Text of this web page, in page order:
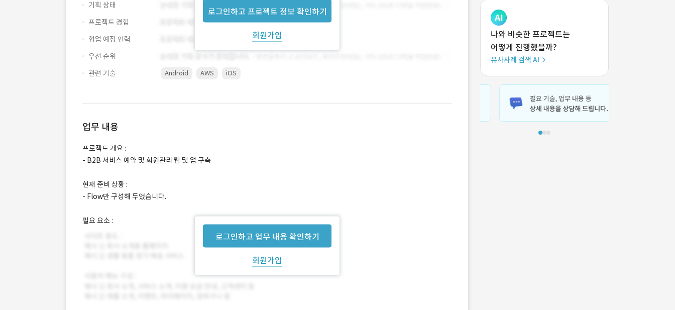
로그인하고 프로젝트 정보 확인하기
회원가입
기획 상태
프로젝트 경험
협업 예정 인력
우선 순위
관련 기술
Android AWS iOS
업무 내용
로그인하고 업무 내용 확인하기
회원가입
프로젝트 개요 :
- B2B 서비스 예약 및 회원관리 웹 및 앱 구축
현재 준비 상황 :
- Flow만 구성해 두었습니다.
필요 요소 :
나와 비슷한 프로젝트는
어떻게 진행했을까?
유사사례 검색 AI